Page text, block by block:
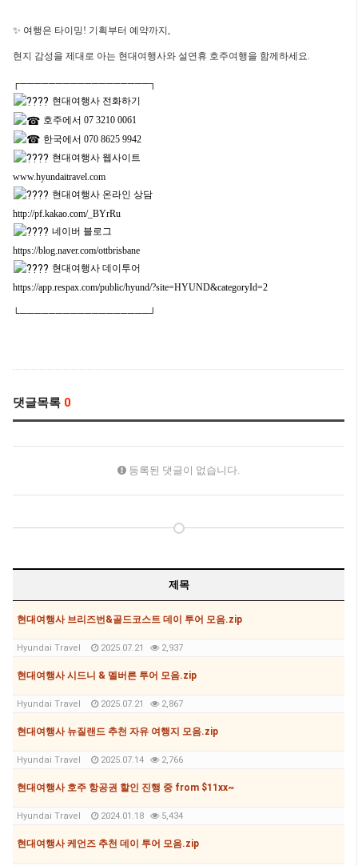
✨ 여행은 타이밍! 기획부터 예약까지,
현지 감성을 제대로 아는 현대여행사와 설연휴 호주여행을 함께하세요.
┌──────────────────┐
현대여행사 전화하기
호주에서 07 3210 0061
한국에서 070 8625 9942
현대여행사 웹사이트
www.hyundaitravel.com
현대여행사 온라인 상담
http://pf.kakao.com/_BYrRu
네이버 블로그
https://blog.naver.com/ottbrisbane
현대여행사 데이투어
https://app.respax.com/public/hyund/?site=HYUND&categoryId=2
└──────────────────┘
댓글목록 0
등록된 댓글이 없습니다.
제목
현대여행사 브리즈번&골드코스트 데이 투어 모음.zip
Hyundai Travel 2025.07.21 2,937
현대여행사 시드니 & 멜버른 투어 모음.zip
Hyundai Travel 2025.07.21 2,867
현대여행사 뉴질랜드 추천 자유 여행지 모음.zip
Hyundai Travel 2025.07.14 2,766
현대여행사 호주 항공권 할인 진행 중 from $11xx~
Hyundai Travel 2024.01.18 5,434
현대여행사 케언즈 추천 데이 투어 모음.zip